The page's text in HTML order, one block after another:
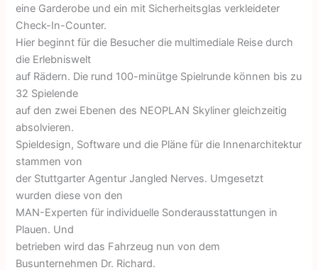
eine Garderobe und ein mit Sicherheitsglas verkleideter
Check-In-Counter.
Hier beginnt für die Besucher die multimediale Reise durch
die Erlebniswelt
auf Rädern. Die rund 100-minütge Spielrunde können bis zu
32 Spielende
auf den zwei Ebenen des NEOPLAN Skyliner gleichzeitig
absolvieren.
Spieldesign, Software und die Pläne für die Innenarchitektur
stammen von
der Stuttgarter Agentur Jangled Nerves. Umgesetzt
wurden diese von den
MAN-Experten für individuelle Sonderausstattungen in
Plauen. Und
betrieben wird das Fahrzeug nun von dem
Busunternehmen Dr. Richard.